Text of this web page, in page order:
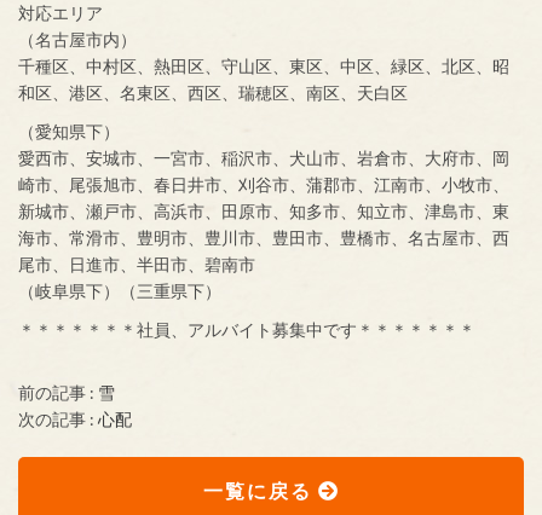
対応エリア
（名古屋市内）
千種区、中村区、熱田区、守山区、東区、中区、緑区、北区、昭
和区、港区、名東区、西区、瑞穂区、南区、天白区
（愛知県下）
愛西市、安城市、一宮市、稲沢市、犬山市、岩倉市、大府市、岡
崎市、尾張旭市、春日井市、刈谷市、蒲郡市、江南市、小牧市、
新城市、瀬戸市、高浜市、田原市、知多市、知立市、津島市、東
海市、常滑市、豊明市、豊川市、豊田市、豊橋市、名古屋市、西
尾市、日進市、半田市、碧南市
（岐阜県下）（三重県下）
＊＊＊＊＊＊＊社員、アルバイト募集中です＊＊＊＊＊＊＊
前の記事 : 雪
次の記事 : 心配
一覧に戻る